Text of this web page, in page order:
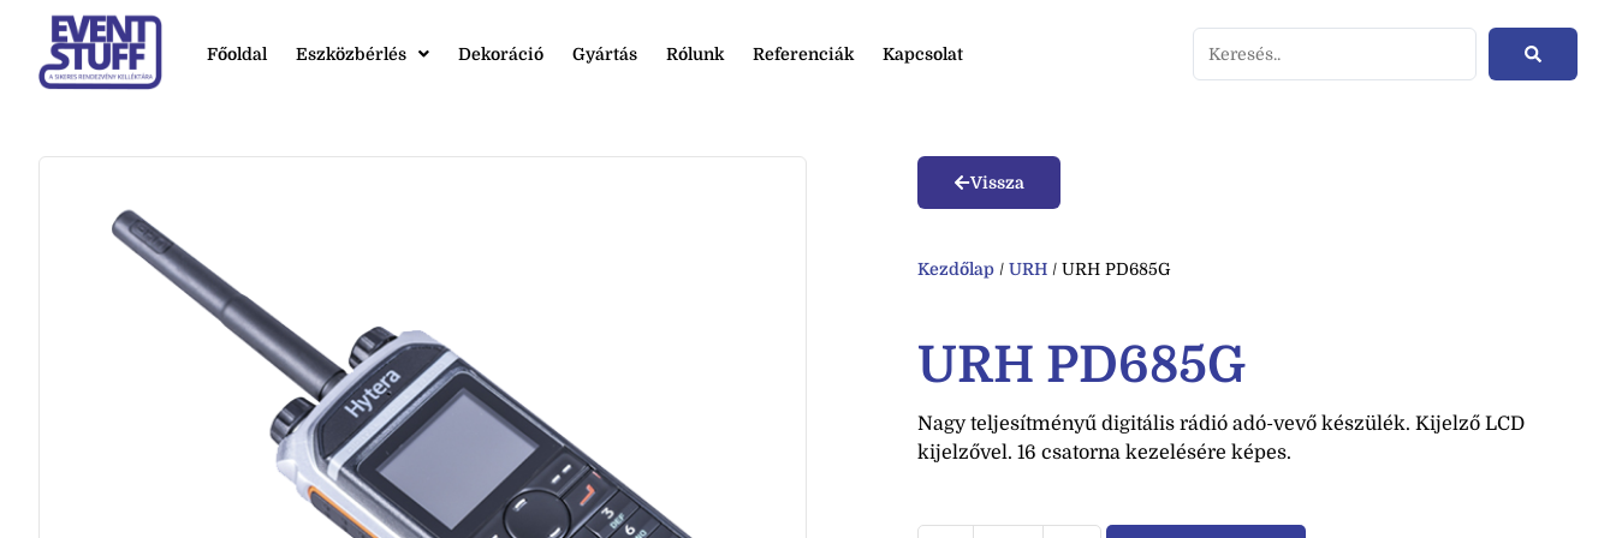
Főoldal Eszközbérlés Dekoráció Gyártás Rólunk Referenciák Kapcsolat
Vissza
Kezdőlap /URH / URH PD685G
URH PD685G
Nagy teljesítményű digitális rádió adó-vevő készülék. Kijelző LCD
kijelzővel. 16 csatorna kezelésére képes.